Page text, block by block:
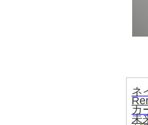
ネ
カ
未